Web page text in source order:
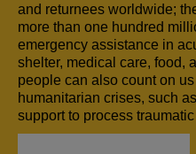
and returnees worldwide;
more than one hundred
emergency assistance in
shelter, medical care, food,
people can also count on
humanitarian crises, such
support to process